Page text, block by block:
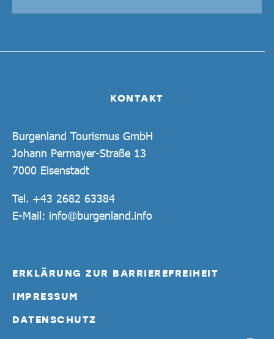
KONTAKT
Burgenland Tourismus GmbH
Johann Permayer-Straße 13
7000 Eisenstadt
Tel. +43 2682 63384
E-Mail: info@burgenland.info
ERKLÄRUNG ZUR BARRIEREFREIHEIT
IMPRESSUM
DATENSCHUTZ